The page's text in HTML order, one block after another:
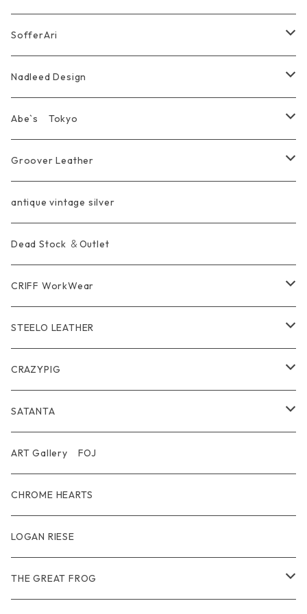
Pierce
Chain
wear
Bracelet＆Bangle
Other＆Knife
KeyChain&WalletChain
Chain
耳飾り Pierce Earring
腕飾り Bracelet
Marusan Toy GODZILLA Sofubi
EVANGELION エヴァンゲリオン
Ring
Pendant
Bracelet&Bangle
WalletChain
Wallet
WalletChain
KeyChain
BRACELET
Ring
Pendant
Pierce
Wear
Belt
SofferAri
Wallet&Wallet Chain
Bag
Other
Belt Strap
Buckle
Ring
Bracelet
Pendant
Nadleed Design
Ring
Pendant
Abe`s Tokyo
Ring
Groover Leather
Wallet
LongWallet
short mini Wallet
Bag
Other Belt
antique vintage silver
Dead Stock ＆Outlet
CRIFF WorkWear
Outer / アウター
Inner / Tops / トップス・インナー
T-shirt / Tシャツ
Pants / パンツ
CAP / キャップ
GOODS / 小物
STEELO LEATHER
Wallet
Pouch Bag
CAP
Other
Denim
Wear
CRAZYPIG
Ring
Pendant
Bracelet
Wallet&Other
Pierce
SATANTA
Wallet
Necklace
Limited
Other
ART Gallery FOJ
CHROME HEARTS
LOGAN RIESE
THE GREAT FROG